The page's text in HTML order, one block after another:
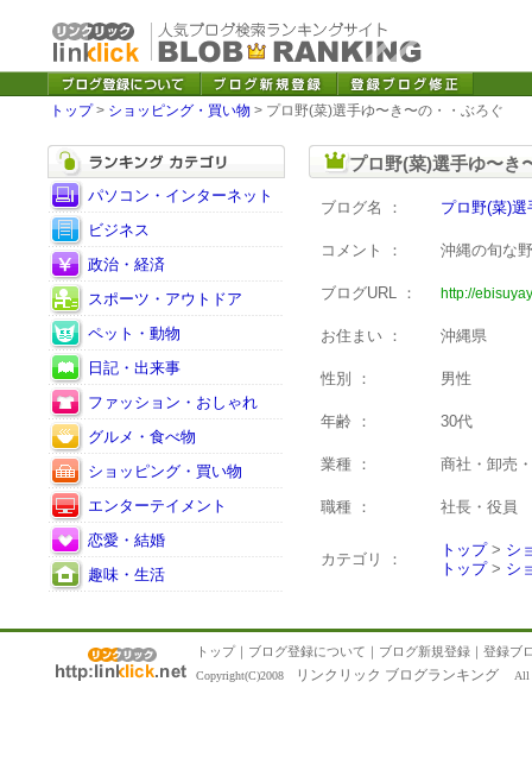
トップ> ショッピング・買い物 > プロ野(菜)選手ゆ〜き〜の・・ぶろぐ
パソコン・インターネット
ビジネス
政治・経済
スポーツ・アウトドア
ペット・動物
日記・出来事
ファッション・おしゃれ
グルメ・食べ物
ショッピング・買い物
エンターテイメント
恋愛・結婚
趣味・生活
プロ野(菜)選手ゆ〜
ブログ名 ： プロ野(菜)
コメント ： 沖縄の旬な
ブログURL ： http://
お住まい ： 沖縄県
性別 ： 男性
年齢 ： 30代
業種 ： 商社・卸売
職種 ： 社長・役員
カテゴリ ：
トップ> シ
トップ> シ
トップ｜ ブログ登録について ｜ ブログ新規登録 ｜ 登録ブ
Copyright(C)2008 リンクリック ブログランキング All